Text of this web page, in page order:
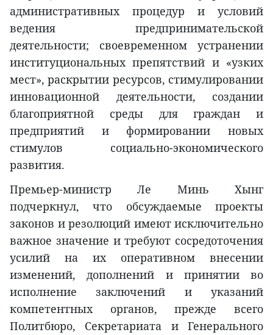
административных процедур и условий
ведения предпринимательской
деятельности; своевременном устранении
институциональных препятствий и «узких
мест», раскрытии ресурсов, стимулировании
инновационной деятельности, создании
благоприятной среды для граждан и
предприятий и формировании новых
стимулов социально-экономического
развития.
Премьер-министр Ле Минь Хынг
подчеркнул, что обсуждаемые проекты
законов и резолюций имеют исключительно
важное значение и требуют сосредоточения
усилий на их оперативном внесении
изменений, дополнений и принятии во
исполнение заключений и указаний
компетентных органов, прежде всего
Политбюро, Секретариата и Генерального